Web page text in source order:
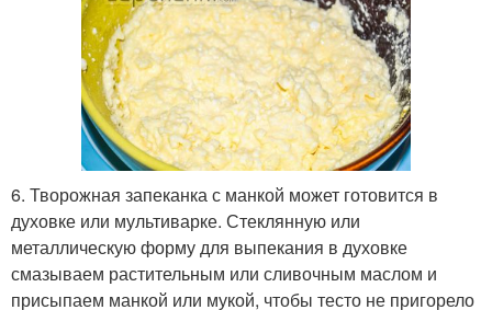
6. Творожная запеканка с манкой может готовится в
духовке или мультиварке. Стеклянную или
металлическую форму для выпекания в духовке
смазываем растительным или сливочным маслом и
присыпаем манкой или мукой, чтобы тесто не пригорело